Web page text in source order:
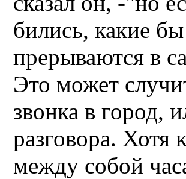
бились, какие
прерываются в
Это может
звонка в город,
разговора. Хотя
между собой